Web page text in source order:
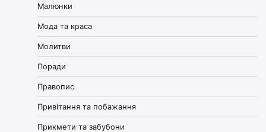
Малюнки
Мода та краса
Молитви
Поради
Правопис
Привітання та побажання
Прикмети та забубони